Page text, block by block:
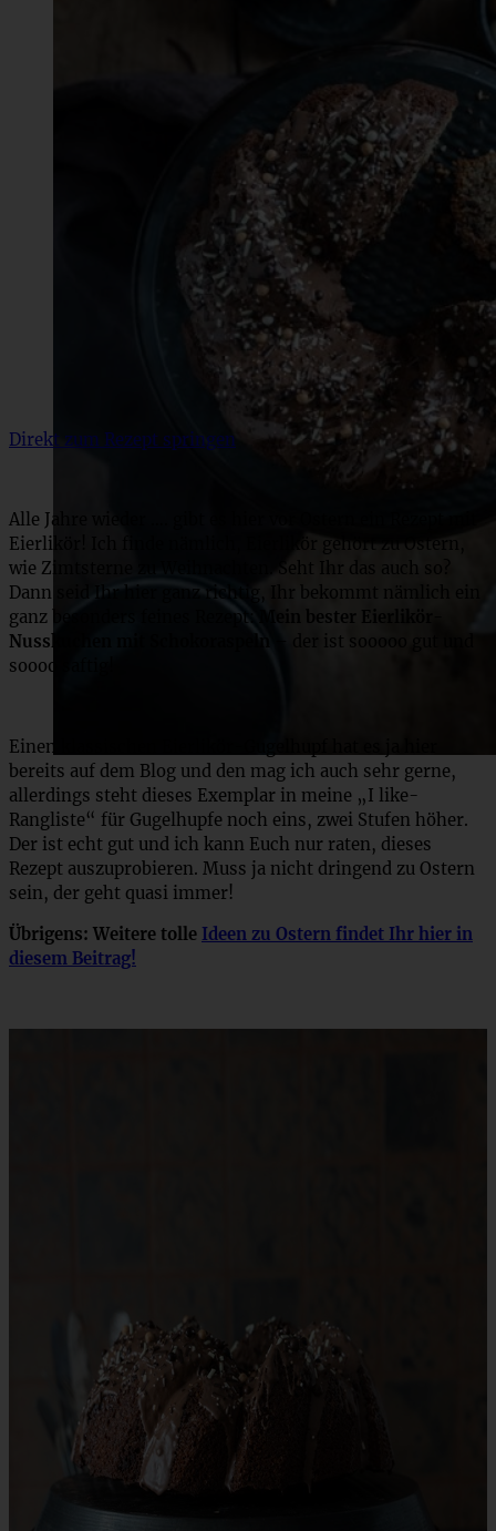
Direkt zum Rezept springen
Alle Jahre wieder …. gibt es hier vor Ostern ein Rezept mit
Eierlikör! Ich finde nämlich, Eierlikör gehört zu Ostern,
wie Zimtsterne zu Weihnachten. Seht Ihr das auch so?
Dann seid Ihr hier ganz richtig, Ihr bekommt nämlich ein
ganz besonders feines Rezept:
Mein bester Eierlikör-
Nusskuchen mit Schokoraspeln
– der ist sooooo gut und
soooo saftig!
Einen klassischen Eierlikör-Gugelhupf hat es ja hier
bereits auf dem Blog und den mag ich auch sehr gerne,
allerdings steht dieses Exemplar in meine „I like-
Rangliste“ für Gugelhupfe noch eins, zwei Stufen höher.
Der ist echt gut und ich kann Euch nur raten, dieses
Rezept auszuprobieren. Muss ja nicht dringend zu Ostern
sein, der geht quasi immer!
Übrigens: Weitere tolle Ideen zu Ostern findet Ihr hier in
diesem Beitrag!